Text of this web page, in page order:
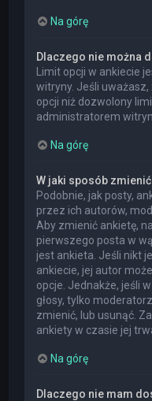
Na górę
Dlaczego nie można
Limit opcji w ankiecie
witryny. Jeśli
opcji niż dozwolony
administratorem
Na górę
W jaki sposób
Podobnie, jak posty,
przez ich autorów,
Aby zmienić ankietę,
pierwszego posta w
jest ankieta. Jeśli nikt
ankiecie, jej autor
opcje. Jednakże, jeśli
głosy, tylko
zmienić, lub usunąć.
ankiety w czasie jej
Na górę
Dlaczego nie mam